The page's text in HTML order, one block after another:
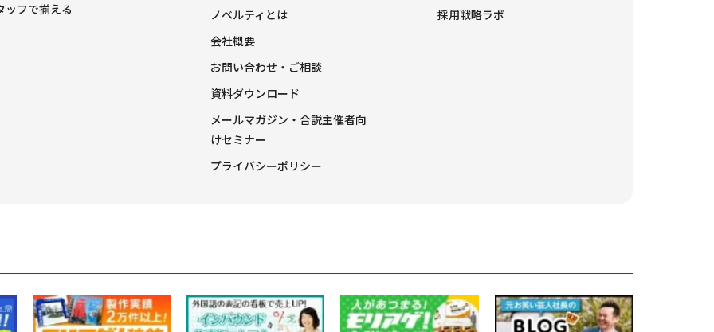
ッフで揃える
ノベルティとは
会社概要
お問い合わせ・ご相談
資料ダウンロード
メールマガジン・合説主催者向
けセミナー
プライバシーポリシー
採用戦略ラボ